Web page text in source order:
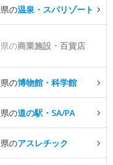
の温泉・スパリゾート
の商業施設・百貨店
の博物館・科学館
の道の駅・SA/PA
のアスレチック